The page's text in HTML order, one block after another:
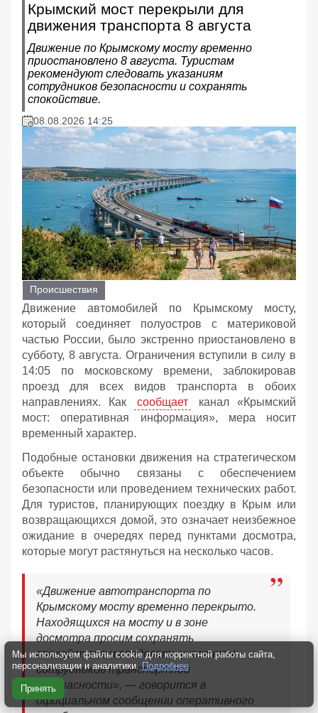
Крымский мост перекрыли для
движения транспорта 8 августа
Движение по Крымскому мосту временно
приостановлено 8 августа. Туристам
рекомендуют следовать указаниям
сотрудников безопасности и сохранять
спокойствие.
08.08.2026 14:25
Происшествия
Движение автомобилей по Крымскому мосту,
который соединяет полуостров с материковой
частью России, было экстренно приостановлено в
субботу, 8 августа. Ограничения вступили в силу в
14:05 по московскому времени, заблокировав
проезд для всех видов транспорта в обоих
направлениях. Как
сообщает
канал «Крымский
мост: оперативная информация», мера носит
временный характер.
Подобные остановки движения на стратегическом
объекте обычно связаны с обеспечением
безопасности или проведением технических работ.
Для туристов, планирующих поездку в Крым или
возвращающихся домой, это означает неизбежное
ожидание в очередях перед пунктами досмотра,
которые могут растянуться на несколько часов.
«Движение автотранспорта по
Крымскому мосту временно перекрыто.
Находящихся на мосту и в зоне
досмотра просим сохранять
спокойствие и следовать указаниям
сотрудников транспортной
безопасности», — говорится в
официальном сообщении оперативного
Мы используем файлы cookie для корректной работы сайта,
персонализации и аналитики. Подробнее
Принять